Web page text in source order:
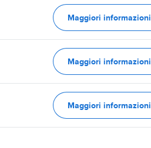
Maggiori informazioni
Maggiori informazioni
Maggiori informazioni